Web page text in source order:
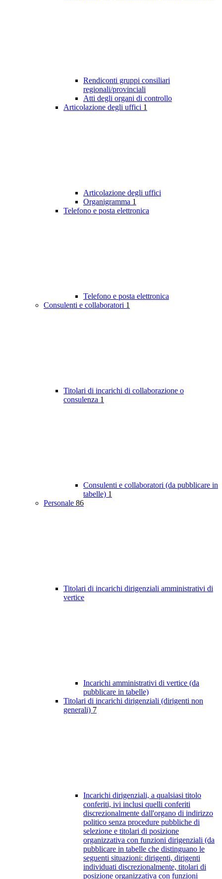
Rendiconti gruppi consiliari
regionali/provinciali
Atti degli organi di controllo
Articolazione degli uffici 1
Articolazione degli uffici
Organigramma 1
Telefono e posta elettronica
Telefono e posta elettronica
Consulenti e collaboratori 1
Titolari di incarichi di collaborazione o
consulenza 1
Consulenti e collaboratori (da pubblicare in
tabelle) 1
Personale 86
Titolari di incarichi dirigenziali amministrativi di
vertice
Incarichi amministrativi di vertice (da
pubblicare in tabelle)
Titolari di incarichi dirigenziali (dirigenti non
generali) 7
Incarichi dirigenziali, a qualsiasi titolo
conferiti, ivi inclusi quelli conferiti
discrezionalmente dall'organo di indirizzo
politico senza procedure pubbliche di
selezione e titolari di posizione
organizzativa con funzioni dirigenziali (da
pubblicare in tabelle che distinguano le
seguenti situazioni: dirigenti, dirigenti
individuati discrezionalmente, titolari di
posizione organizzativa con funzioni